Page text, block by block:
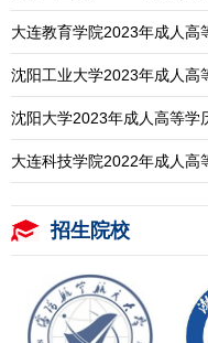
大连教育学院2023年成人高
沈阳工业大学2023年成人高
沈阳大学2023年成人高等学
大连科技学院2022年成人高
招生院校